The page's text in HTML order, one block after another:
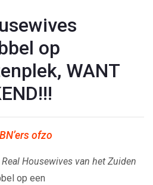
op
WANT
ofzo
Real Housewives van het Zuiden
op een